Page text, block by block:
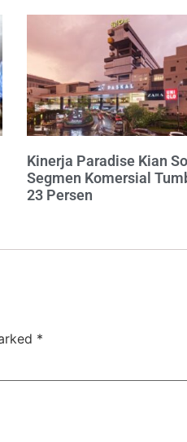
Kinerja Paradise Kian
Segmen Komersial
23 Persen
*